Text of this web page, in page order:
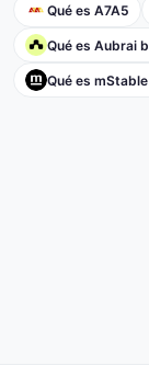
Qué es A7A5
Qué es Aubrai
Qué es